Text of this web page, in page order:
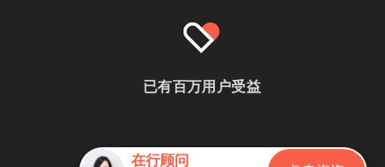
在行顾问
已有百万用户受益